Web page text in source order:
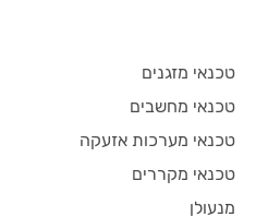
טכנאי מזגנים
טכנאי מחשבים
טכנאי מערכות אזעקה
טכנאי מקררים
מנעולן